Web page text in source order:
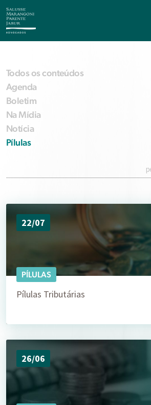
Todos os conteúdos
Agenda
Boletim
Na Mídia
Notícia
Pílulas
22/07
PÍLULAS
Pílulas Tributárias
26/06